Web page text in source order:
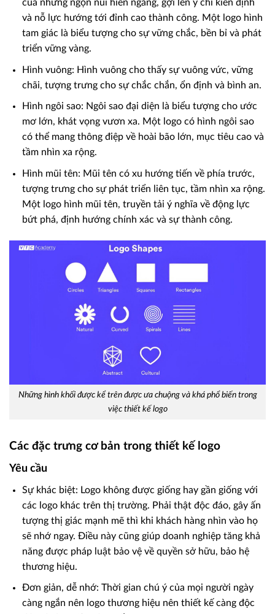
của những ngọn núi hiên ngang, gợi lên ý chí kiên định
và nỗ lực hướng tới đỉnh cao thành công. Một logo hình
tam giác là biểu tượng cho sự vững chắc, bền bỉ và phát
triển vững vàng.
Hình vuông: Hình vuông cho thấy sự vuông vức, vững
chãi, tượng trưng cho sự chắc chắn, ổn định và bình an.
Hình ngôi sao: Ngôi sao đại diện là biểu tượng cho ước
mơ lớn, khát vọng vươn xa. Một logo có hình ngôi sao
có thể mang thông điệp về hoài bão lớn, mục tiêu cao và
tầm nhìn xa rộng.
Hình mũi tên: Mũi tên có xu hướng tiến về phía trước,
tượng trưng cho sự phát triển liên tục, tầm nhìn xa rộng.
Một logo hình mũi tên, truyền tải ý nghĩa về động lực
bứt phá, định hướng chính xác và sự thành công.
Những hình khối được kể trên được ưa chuộng và khá phổ biến trong
việc thiết kế logo
Các đặc trưng cơ bản trong thiết kế logo
Yêu cầu
Sự khác biệt: Logo không được giống hay gần giống với
các logo khác trên thị trường. Phải thật độc đáo, gây ấn
tượng thị giác mạnh mẽ thì khi khách hàng nhìn vào họ
sẽ nhớ ngay. Điều này cũng giúp doanh nghiệp tăng khả
năng được pháp luật bảo vệ về quyền sở hữu, bảo hệ
thương hiệu.
Đơn giản, dễ nhớ: Thời gian chú ý của mọi người ngày
càng ngắn nên logo thương hiệu nên thiết kế càng độc